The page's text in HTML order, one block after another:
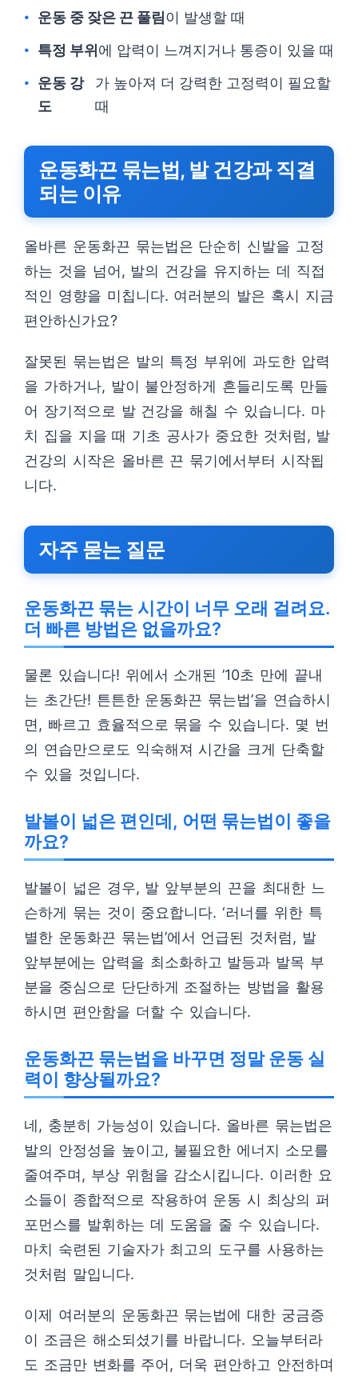
운동 중 잦은 끈 풀림이 발생할 때
특정 부위 에 압력이 느껴지거나 통증이 있을 때
운동 강
도
가 높아져 더 강력한 고정력이 필요할
때
운동화끈 묶는법, 발 건강과 직결
되는 이유
올바른 운동화끈 묶는법은 단순히 신발을 고정
하는 것을 넘어, 발의 건강을 유지하는 데 직접
적인 영향을 미칩니다. 여러분의 발은 혹시 지금
편안하신가요?
잘못된 묶는법은 발의 특정 부위에 과도한 압력
을 가하거나, 발이 불안정하게 흔들리도록 만들
어 장기적으로 발 건강을 해칠 수 있습니다. 마
치 집을 지을 때 기초 공사가 중요한 것처럼, 발
건강의 시작은 올바른 끈 묶기에서부터 시작됩
니다.
자주 묻는 질문
운동화끈 묶는 시간이 너무 오래 걸려요.
더 빠른 방법은 없을까요?
물론 있습니다! 위에서 소개된 ’10초 만에 끝내
는 초간단! 튼튼한 운동화끈 묶는법’을 연습하시
면, 빠르고 효율적으로 묶을 수 있습니다. 몇 번
의 연습만으로도 익숙해져 시간을 크게 단축할
수 있을 것입니다.
발볼이 넓은 편인데, 어떤 묶는법이 좋을
까요?
발볼이 넓은 경우, 발 앞부분의 끈을 최대한 느
슨하게 묶는 것이 중요합니다. ‘러너를 위한 특
별한 운동화끈 묶는법’에서 언급된 것처럼, 발
앞부분에는 압력을 최소화하고 발등과 발목 부
분을 중심으로 단단하게 조절하는 방법을 활용
하시면 편안함을 더할 수 있습니다.
운동화끈 묶는법을 바꾸면 정말 운동 실
력이 향상될까요?
네, 충분히 가능성이 있습니다. 올바른 묶는법은
발의 안정성을 높이고, 불필요한 에너지 소모를
줄여주며, 부상 위험을 감소시킵니다. 이러한 요
소들이 종합적으로 작용하여 운동 시 최상의 퍼
포먼스를 발휘하는 데 도움을 줄 수 있습니다.
마치 숙련된 기술자가 최고의 도구를 사용하는
것처럼 말입니다.
이제 여러분의 운동화끈 묶는법에 대한 궁금증
이 조금은 해소되셨기를 바랍니다. 오늘부터라
도 조금만 변화를 주어, 더욱 편안하고 안전하며